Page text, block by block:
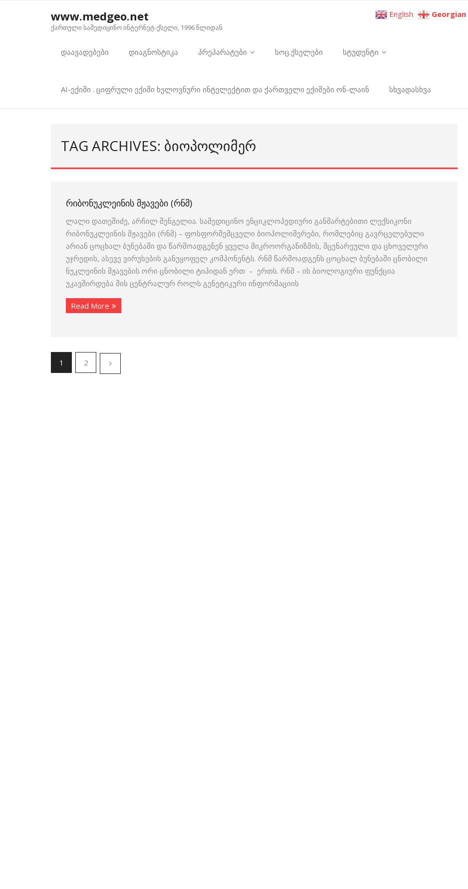
www.medgeo.net
ქართული სამედიცინო ინტერნეტ-ქსელი, 1996 წლიდან
დაავადებები დიაგნოსტიკა პრეპარატები სოც.ქსელები სტუდენტი
AI-ექიმი . ციფრული ექიმი ხელოვნური ინტელექტით და ქართველი ექიმები ონ-ლაინ სხვადასხვა
TAG ARCHIVES: ᲑᲘᲝᲞᲝᲚᲘᲛᲔᲠ
ᲠᲘᲑᲝᲜᲣᲙᲚᲔᲘᲜᲘᲡ ᲛᲟᲐᲕᲔᲑᲘ (ᲠᲜᲛ)
ლალი დათეშიძე, არჩილ შენგელია. სამედიცინო ენციკლოპედიური განმარტებითი ლექსიკონი
რიბონუკლეინის მჟავები (რნმ) – ფოსფორშემცველი ბიოპოლიმერები, რომლებიც გავრცელებული
არიან ცოცხალ ბუნებაში და წარმოადგენენ ყველა მიკროორგანიზმის, მცენარეული და ცხოველური
უჯრედის, ასევე ვირუსების განუყოფელ კომპონენტს. რნმ წარმოადგენს ცოცხალ ბუნებაში ცნობილი
ნუკლეინის მჟავების ორი ცნობილი ტიპიდან ერთ – ერთს. რნმ – ის ბიოლოგიური ფუნქცია
უკავშირდება მის ცენტრალურ როლს გენეტიკური ინფორმაციის
Read More
1 2
English Georgian